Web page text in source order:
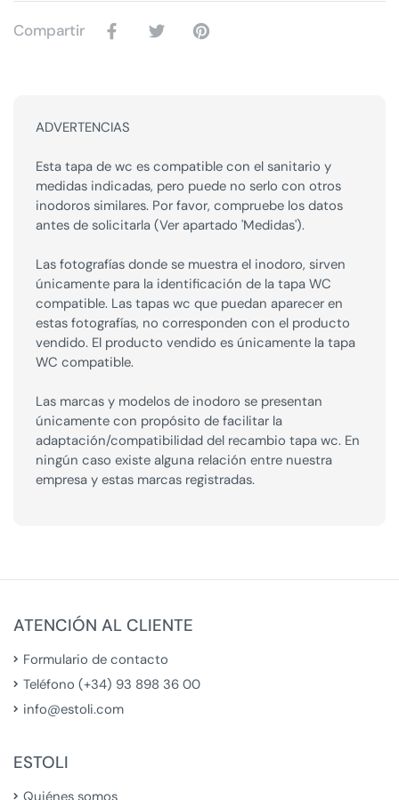
Compartir
ADVERTENCIAS
Esta tapa de wc es compatible con el sanitario y
medidas indicadas, pero puede no serlo con otros
inodoros similares. Por favor, compruebe los datos
antes de solicitarla (Ver apartado 'Medidas').
Las fotografías donde se muestra el inodoro, sirven
únicamente para la identificación de la tapa WC
compatible. Las tapas wc que puedan aparecer en
estas fotografías, no corresponden con el producto
vendido. El producto vendido es únicamente la tapa
WC compatible.
Las marcas y modelos de inodoro se presentan
únicamente con propósito de facilitar la
adaptación/compatibilidad del recambio tapa wc. En
ningún caso existe alguna relación entre nuestra
empresa y estas marcas registradas.
ATENCIÓN AL CLIENTE
Formulario de contacto
Teléfono (+34) 93 898 36 00
info@estoli.com
ESTOLI
Quiénes somos